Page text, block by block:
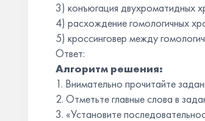
3) конъюгация двухроматидных
4) расхождение гомологичных
5) кроссинговер между
Ответ:
Алгоритм решения:
1. Внимательно прочитайте
2. Отметьте главные слова в
3. «Установите